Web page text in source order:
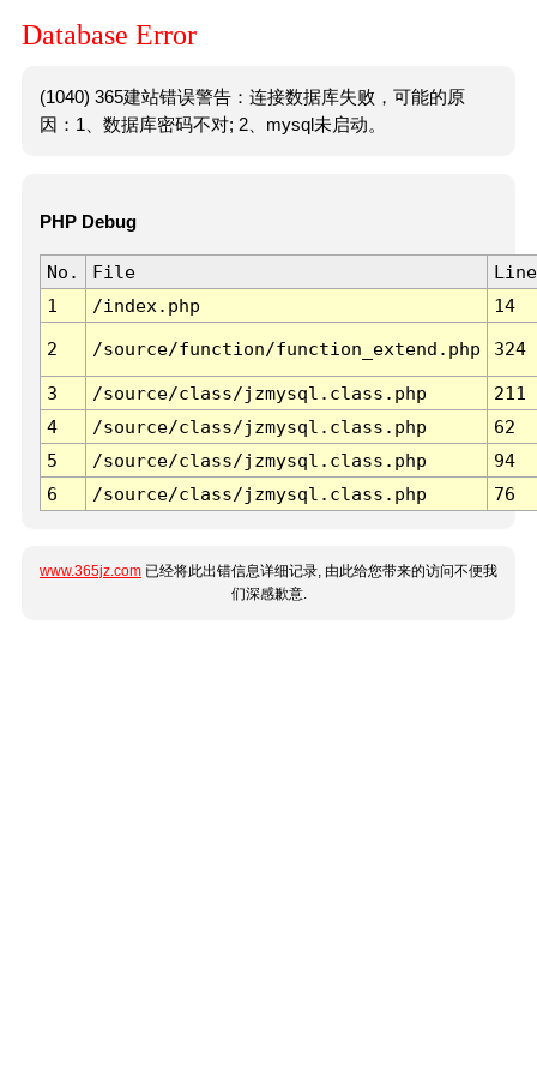
Database Error
(1040) 365建站错误警告：连接数据库失败，可能的原
因：1、数据库密码不对; 2、mysql未启动。
PHP Debug
No. File
Line
1
/index.php 14
2 /source/function/function_extend.php 324
3 /source/class/jzmysql.class.php
211
4
/source/class/jzmysql.class.php
62
5
/source/class/jzmysql.class.php
94
6
/source/class/jzmysql.class.php 76
www.365jz.com 已经将此出错信息详细记录, 由此给您带来的访问不便我
们深感歉意.